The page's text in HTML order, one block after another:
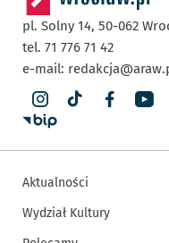
pl. Solny 14, 50-062
tel. 71 776 71 42
e-mail:
Aktualności
Wydział Kultury